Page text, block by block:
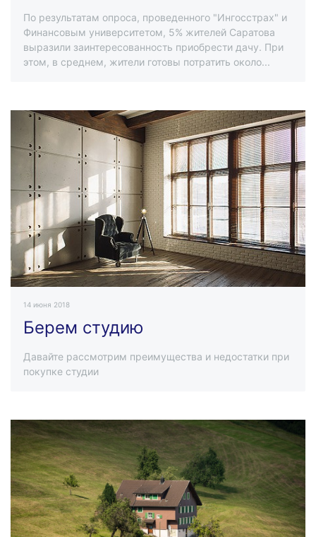
По результатам опроса, проведенного "Ингосстрах" и
Финансовым университетом, 5% жителей Саратова
выразили заинтересованность приобрести дачу. При
этом, в среднем, жители готовы потратить около...
14 июня 2018
Берем студию
Давайте рассмотрим преимущества и недостатки при
покупке студии